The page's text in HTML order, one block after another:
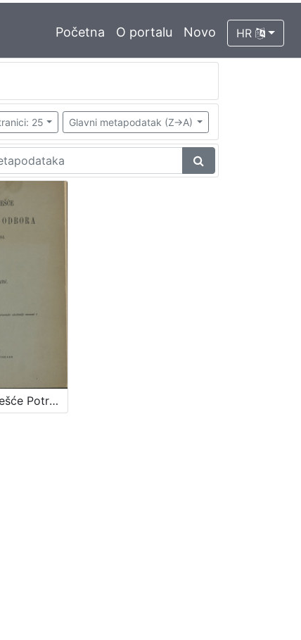
Početna O portalu Novo HR
25 Glavni metapodatak (Z->A)
Drugo izviešće Potresnoga odbora za godinu 1884. / sastavio Mišo Kišpatić